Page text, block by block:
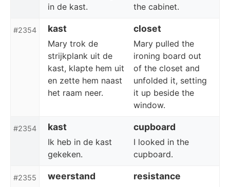
in de kast.
the cabinet.
#2354 kast closet
Mary trok de
strijkplank uit de
kast, klapte hem uit
en zette hem naast
het raam neer.
Mary pulled the
ironing board out
of the closet and
unfolded it, setting
it up beside the
window.
#2354 kast cupboard
Ik heb in de kast
gekeken.
I looked in the
cupboard.
#2355 weerstand resistance